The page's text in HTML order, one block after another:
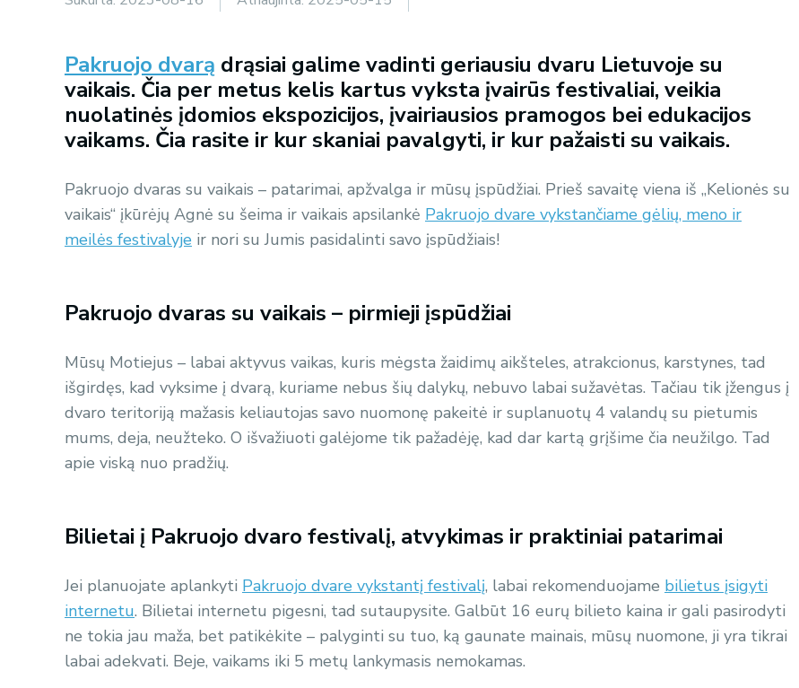
Pakruojo dvarą drąsiai galime vadinti geriausiu dvaru Lietuvoje su
vaikais. Čia per metus kelis kartus vyksta įvairūs festivaliai, veikia
nuolatinės įdomios ekspozicijos, įvairiausios pramogos bei edukacijos
vaikams. Čia rasite ir kur skaniai pavalgyti, ir kur pažaisti su vaikais.
Pakruojo dvaras su vaikais – patarimai, apžvalga ir mūsų įspūdžiai. Prieš savaitę viena iš „Kelionės su
vaikais“ įkūrėjų Agnė su šeima ir vaikais apsilankė Pakruojo dvare vykstančiame gėlių, meno ir
meilės festivalyje ir nori su Jumis pasidalinti savo įspūdžiais!
Pakruojo dvaras su vaikais – pirmieji įspūdžiai
Mūsų Motiejus – labai aktyvus vaikas, kuris mėgsta žaidimų aikšteles, atrakcionus, karstynes, tad
išgirdęs, kad vyksime į dvarą, kuriame nebus šių dalykų, nebuvo labai sužavėtas. Tačiau tik įžengus į
dvaro teritoriją mažasis keliautojas savo nuomonę pakeitė ir suplanuotų 4 valandų su pietumis
mums, deja, neužteko. O išvažiuoti galėjome tik pažadėję, kad dar kartą grįšime čia neužilgo. Tad
apie viską nuo pradžių.
Bilietai į Pakruojo dvaro festivalį, atvykimas ir praktiniai patarimai
Jei planuojate aplankyti Pakruojo dvare vykstantį festivalį, labai rekomenduojame bilietus įsigyti
internetu. Bilietai internetu pigesni, tad sutaupysite. Galbūt 16 eurų bilieto kaina ir gali pasirodyti
ne tokia jau maža, bet patikėkite – palyginti su tuo, ką gaunate mainais, mūsų nuomone, ji yra tikrai
labai adekvati. Beje, vaikams iki 5 metų lankymasis nemokamas.